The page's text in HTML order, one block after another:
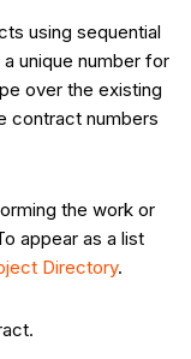
using sequential
unique number for
over the existing
contract numbers
the work or
appear as a list
Directory.